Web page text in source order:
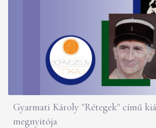
Gyarmati Károly "Rétegek" című
megnyitója